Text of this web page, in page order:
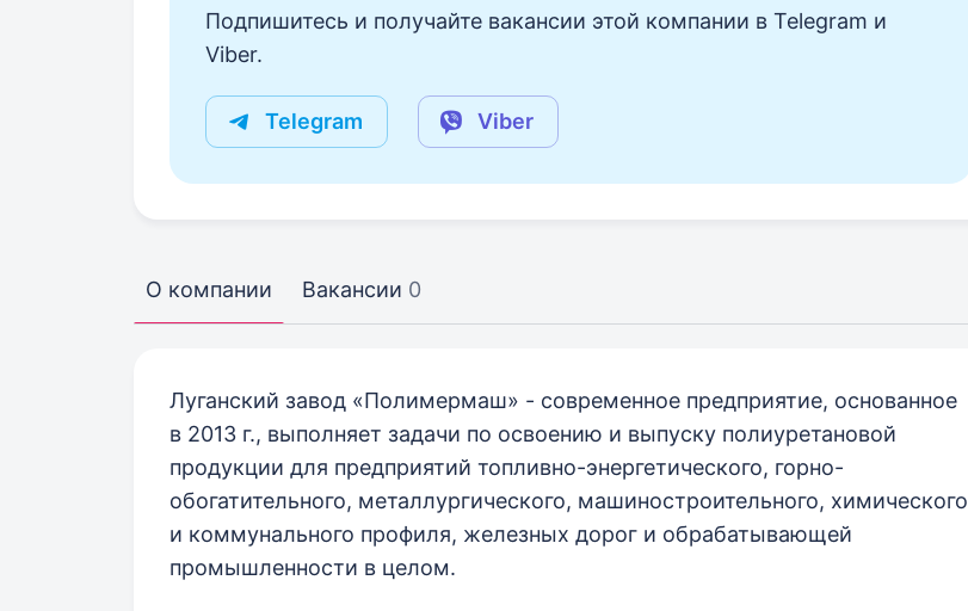
Подпишитесь и получайте вакансии этой компании в Telegram и
Viber.
Telegram Viber
О компании Вакансии 0
Луганский завод «Полимермаш» - современное предприятие, основанное
в 2013 г., выполняет задачи по освоению и выпуску полиуретановой
продукции для предприятий топливно-энергетического, горно-
обогатительного, металлургического, машиностроительного, химического
и коммунального профиля, железных дорог и обрабатывающей
промышленности в целом.